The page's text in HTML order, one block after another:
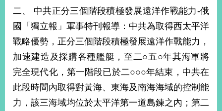
覽
本
新
聞
中
心
交
二、 中共正分三個階段積極發展遠洋作戰能力-俄
國「獨立報」軍事特刊報導：中共為取得西太平洋
戰略優勢，正分三個階段積極發展遠洋作戰能力，
加速建造及採購各種艦艇，至二○五○年其海軍將
完全現代化，第一階段已於二○○○年結束，中共在
此段時間內取得對黃海、東海及南海海域的控制能
力，該三海域均位於太平洋第一道島鍊之內；第二